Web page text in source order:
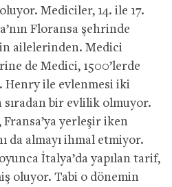
Mediciler, 14. ile 17.
Floransa şehrinde
ailelerinden. Medici
de Medici, 1500’lerde
Henry ile evlenmesi iki
bir evlilik olmuyor.
Fransa’ya yerleşir iken
da almayı ihmal etmiyor.
İtalya’da yapılan tarif,
oluyor. Tabi o dönemin